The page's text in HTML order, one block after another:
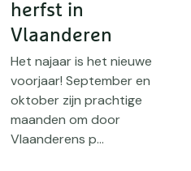
herfst in
Vlaanderen
Het najaar is het nieuwe
voorjaar! September en
oktober zijn prachtige
maanden om door
Vlaanderens p...